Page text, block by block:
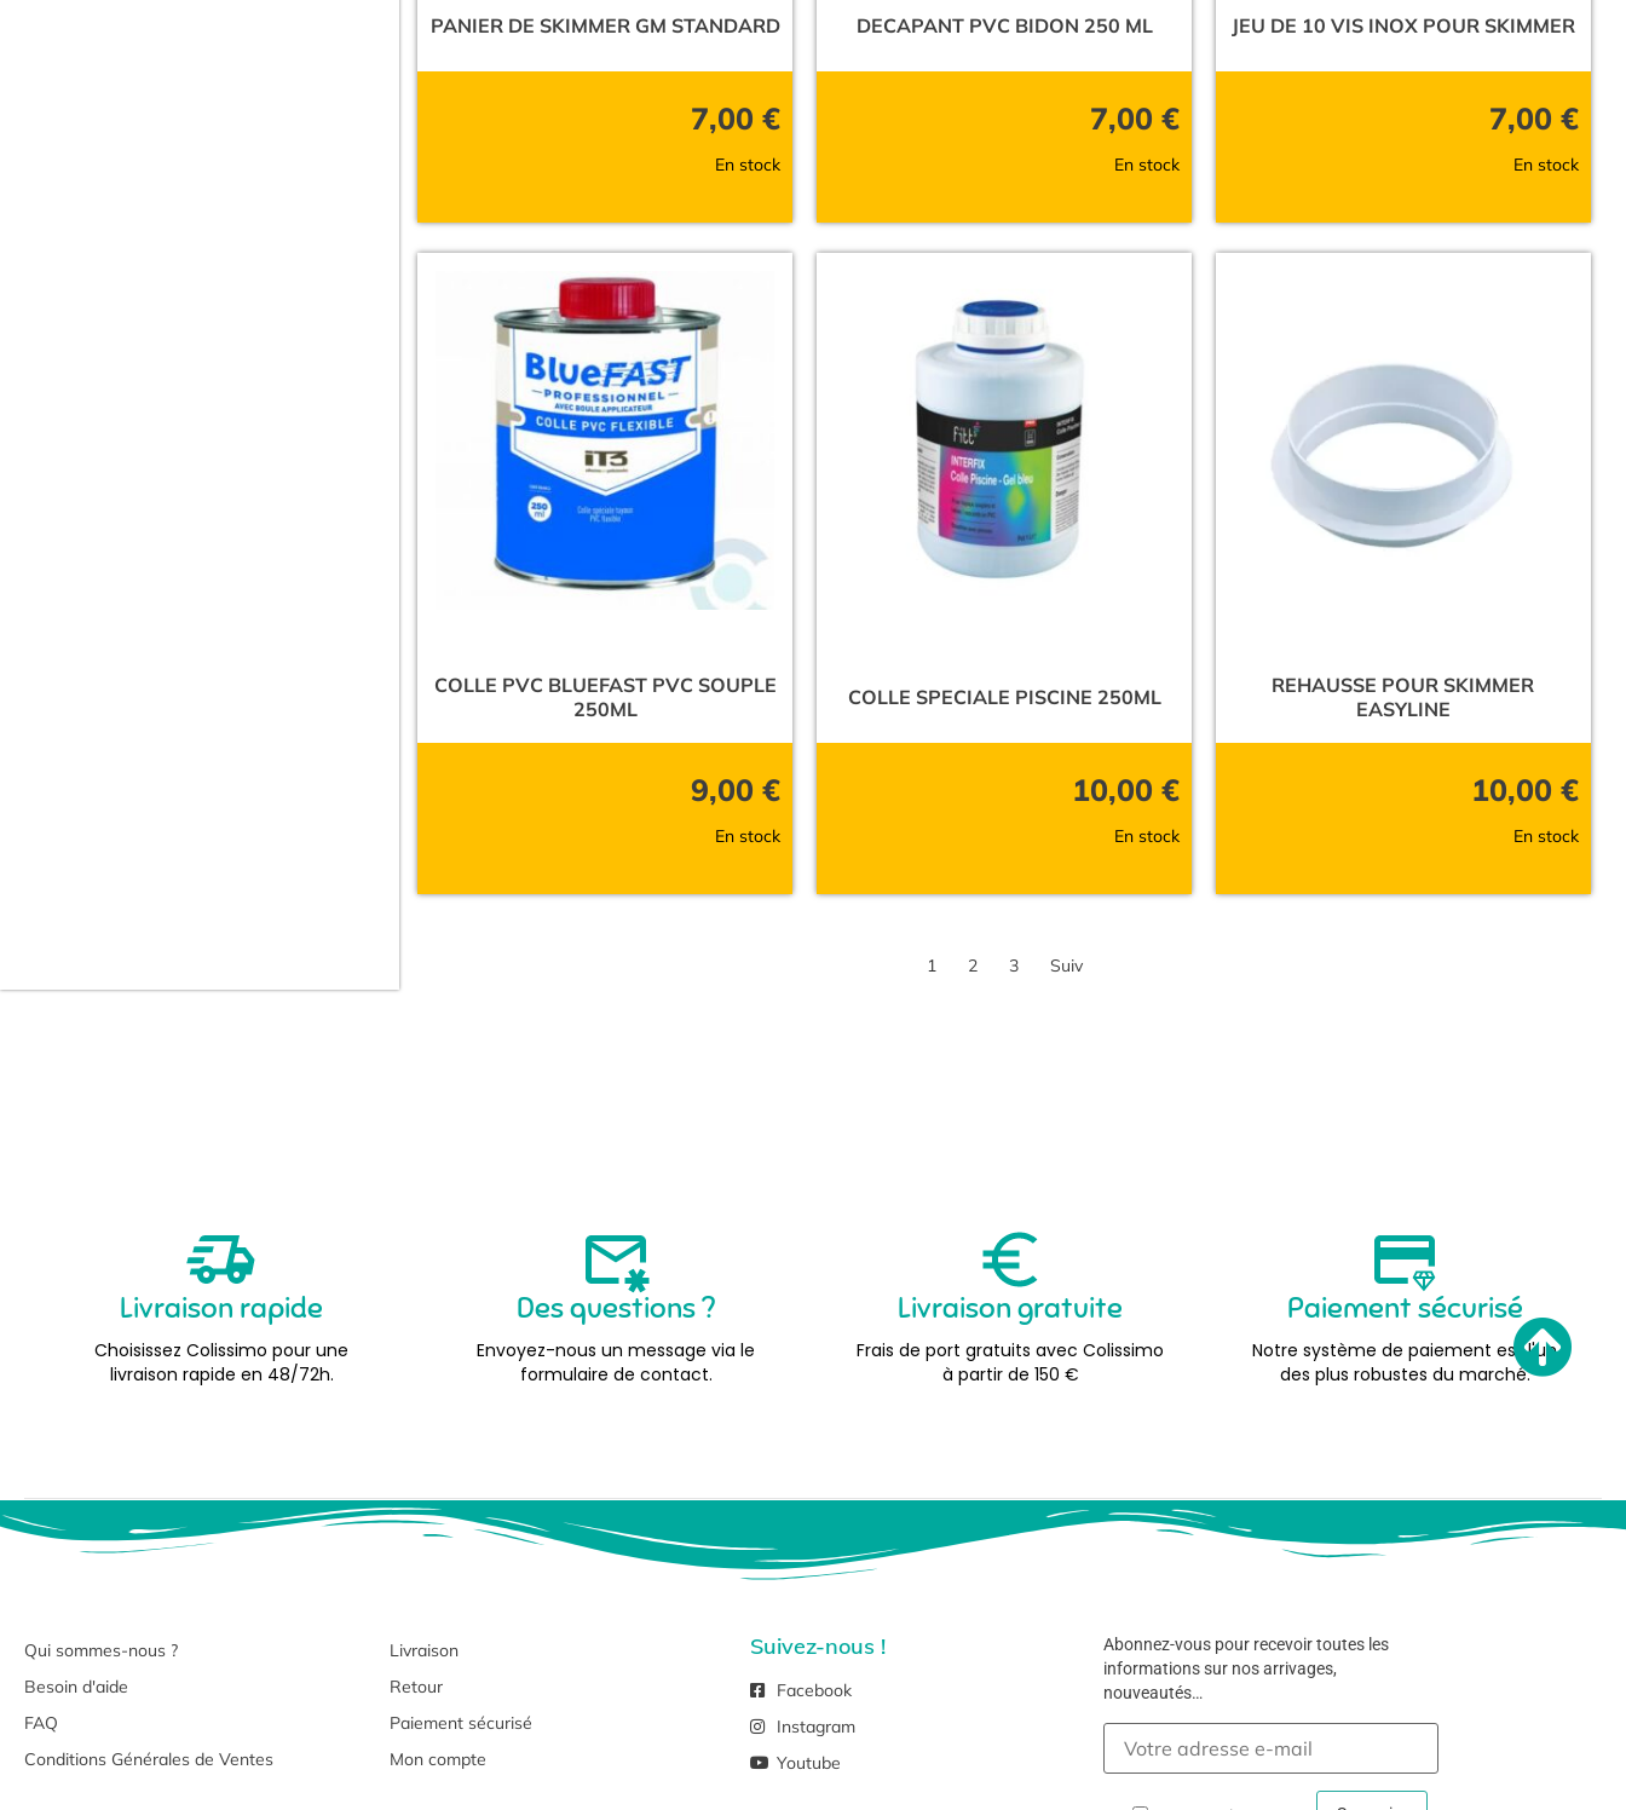
PANIER DE SKIMMER GM STANDARD
7,00€
En stock
DECAPANT PVC BIDON 250 ML
7,00 €
En stock
JEU DE 10 VIS INOX POUR SKIMMER
7,00 €
En stock
COLLE PVC BLUEFAST PVC SOUPLE
250ML
9,00€
En stock
COLLE SPECIALE PISCINE 250ML
10,00 €
En stock
REHAUSSE POUR SKIMMER
EASYLINE
10,00 €
En stock
1 2 3 Suiv
Livraison rapide
Choisissez Colissimo pour une
livraison rapide en 48/72h.
Des questions ?
Envoyez-nous un message via le
formulaire de contact.
Livraison gratuite
Frais de port gratuits avec Colissimo
à partir de 150 €
Paiement sécurisé
Notre système de paiement est l'un
des plus robustes du marché.
Qui sommes-nous ?
Besoin d'aide
FAQ
Conditions Générales de Ventes
Livraison
Retour
Paiement sécurisé
Mon compte
Suivez-nous !
Facebook
Instagram
Youtube
Abonnez-vous pour recevoir toutes les
informations sur nos arrivages,
nouveautés…